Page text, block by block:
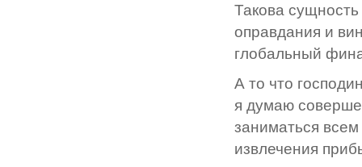
Такова
оправдания и
глобальный
А то что
я думаю
заниматься
извлечения